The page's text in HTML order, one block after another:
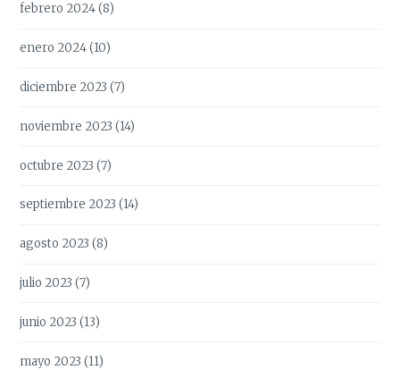
febrero 2024(8)
enero 2024(10)
diciembre 2023 (7)
noviembre 2023 (14)
octubre 2023 (7)
septiembre 2023 (14)
agosto 2023 (8)
julio 2023 (7)
junio 2023 (13)
mayo 2023 (11)